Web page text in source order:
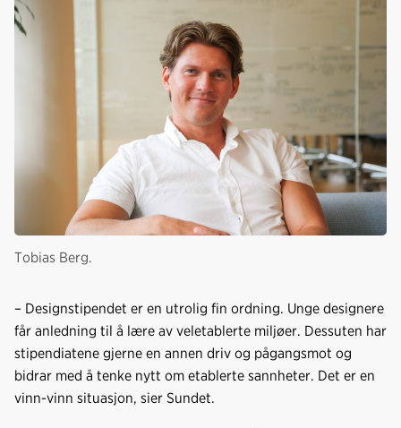
Tobias Berg.
– Designstipendet er en utrolig fin ordning. Unge designere
får anledning til å lære av veletablerte miljøer. Dessuten har
stipendiatene gjerne en annen driv og pågangsmot og
bidrar med å tenke nytt om etablerte sannheter. Det er en
vinn-vinn situasjon, sier Sundet.